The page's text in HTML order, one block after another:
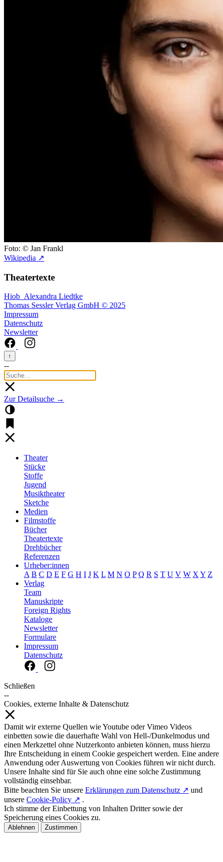
Foto: © Jan Frankl
Wikipedia ↗
Theatertexte
Hiob Alexandra Liedtke
Thomas Sessler Verlag GmbH © 2025
Impressum
Datenschutz
Newsletter
↑
--
Zur Detailsuche →
Theater
Stücke
Stoffe
Jugend
Musiktheater
Sketche
Medien
Filmstoffe
Bücher
Theatertexte
Drehbücher
Referenzen
Urheber:innen
A B C D E F G H I J K L M N O P Q R S T U V W X Y Z
Verlag
Team
Manuskripte
Foreign Rights
Kataloge
Newsletter
Formulare
Impressum
Datenschutz
Schließen
--
Cookies, externe Inhalte & Datenschutz
Damit wir externe Quellen wie Youtube oder Vimeo Videos
einbetten sowie die dauerhafte Wahl von Hell-/Dunkelmodus und
einen Merkzettel ohne Nutzerkonto anbieten können, muss hierzu
Ihre Entscheidung in einem Cookie gespeichert werden. Eine andere
Anwendung oder Auswertung von Cookies führen wir nicht durch.
Unsere Inhalte sind für Sie auch ohne eine solche Zustimmung
vollständig einsehbar.
Bitte beachten Sie unsere Erklärungen zum Datenschutz ↗ und
unsere Cookie-Policy ↗ .
Ich stimme der Einbettung von Inhalten Dritter sowie der
Speicherung eines Cookies zu.
Ablehnen Zustimmen